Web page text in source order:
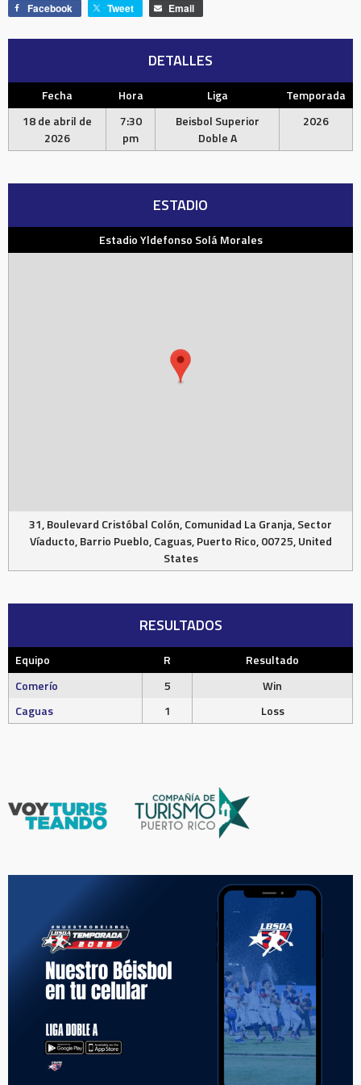
Facebook Tweet Email
DETALLES
Fecha Hora Liga
Temporada
18 de abril de
2026
7:30
pm
Beisbol Superior
Doble A
2026
ESTADIO
Estadio Yldefonso Solá Morales
31, Boulevard Cristóbal Colón, Comunidad La Granja, Sector
Víaducto, Barrio Pueblo, Caguas, Puerto Rico, 00725, United
States
RESULTADOS
Equipo R
Resultado
Comerío
5
Win
Caguas
1 Loss